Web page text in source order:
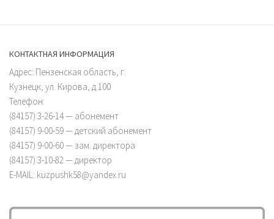
КОНТАКТНАЯ ИНФОРМАЦИЯ
Адрес: Пензенская область, г.
Кузнецк, ул. Кирова, д.100
Телефон:
(84157) 3-26-14 — абонемент
(84157) 9-00-59 — детский абонемент
(84157) 9-00-60 — зам. директора
(84157) 3-10-82 — директор
E-MAIL: kuzpushk58@yandex.ru